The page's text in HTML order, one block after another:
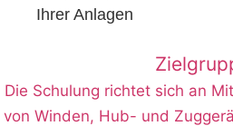
Ihrer Anlagen
Die Schulung richtet sich an
von Winden, Hub- und